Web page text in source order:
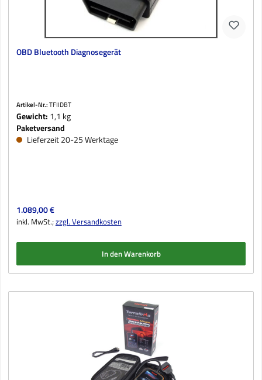
OBD Bluetooth Diagnosegerät
Artikel-Nr.:TFIIDBT
Gewicht: 1,1 kg
Paketversand
Lieferzeit 20-25 Werktage
Regulärer Preis:
1.089,00 €
inkl. MwSt.;zzgl. Versandkosten
In den Warenkorb